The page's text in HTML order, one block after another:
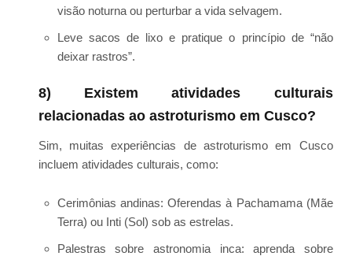
visão noturna ou perturbar a vida selvagem.
Leve sacos de lixo e pratique o princípio de “não
deixar rastros”.
8) Existem atividades culturais
relacionadas ao astroturismo em Cusco?
Sim, muitas experiências de astroturismo em Cusco
incluem atividades culturais, como:
Cerimônias andinas: Oferendas à Pachamama (Mãe
Terra) ou Inti (Sol) sob as estrelas.
Palestras sobre astronomia inca: aprenda sobre